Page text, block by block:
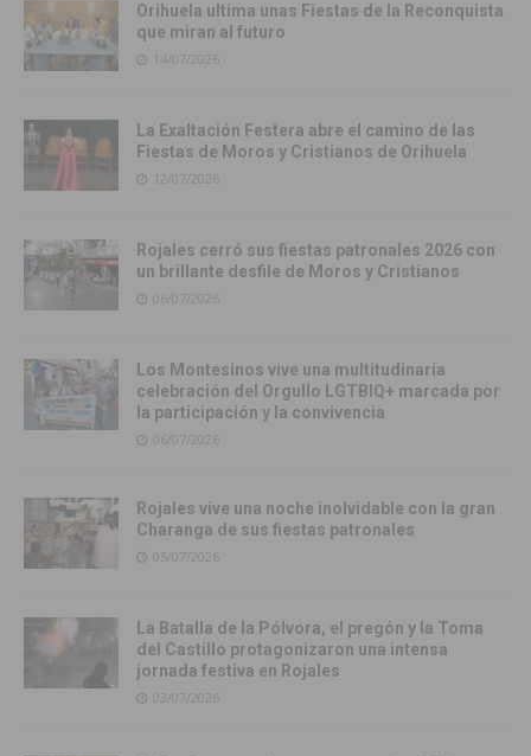
Orihuela ultima unas Fiestas de la Reconquista
que miran al futuro
14/07/2026
La Exaltación Festera abre el camino de las
Fiestas de Moros y Cristianos de Orihuela
12/07/2026
Rojales cerró sus fiestas patronales 2026 con
un brillante desfile de Moros y Cristianos
06/07/2026
Los Montesinos vive una multitudinaria
celebración del Orgullo LGTBIQ+ marcada por
la participación y la convivencia
06/07/2026
Rojales vive una noche inolvidable con la gran
Charanga de sus fiestas patronales
05/07/2026
La Batalla de la Pólvora, el pregón y la Toma
del Castillo protagonizaron una intensa
jornada festiva en Rojales
03/07/2026